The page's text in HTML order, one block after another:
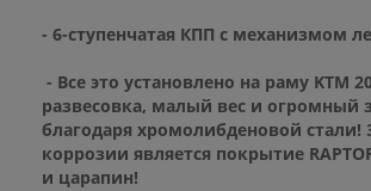
- 6-ступенчатая КПП с механизмом
- Все это установлено на раму KTM
развесовка, малый вес и огромный
благодаря хромолибденовой
коррозии является покрытие
и царапин!